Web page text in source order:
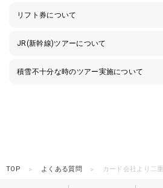
リフト券について
JR(新幹線)ツアーについて
積雪不十分な時のツアー実施について
TOP よくある質問 カード会社より二